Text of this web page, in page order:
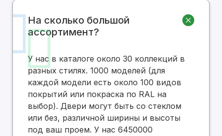
На сколько большой
ассортимент?
У нас в каталоге около 30 коллекций в
разных стилях. 1000 моделей (для
каждой модели есть около 100 видов
покрытий или покраска по RAL на
выбор). Двери могут быть со стеклом
или без, различной ширины и высоты
под ваш проем. У нас 6450000